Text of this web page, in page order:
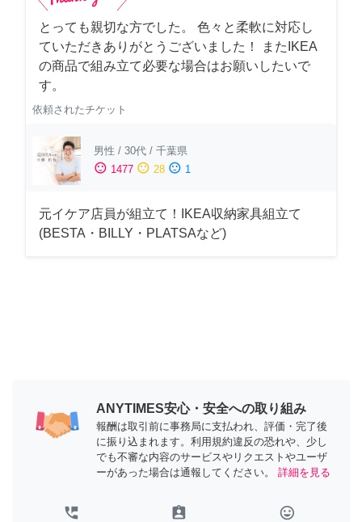
とっても親切な方でした。 色々と柔軟に対応し
ていただきありがとうございました！ またIKEA
の商品で組み立て必要な場合はお願いしたいで
す。
依頼されたチケット
男性 / 30代 / 千葉県
sentiment_satisfied 1477 sentiment_neutral 28 sentiment_dissatisfied 1
元イケア店員が組立て！IKEA収納家具組立て
(BESTA・BILLY・PLATSAなど)
ANYTIMES安心・安全への取り組み
報酬は取引前に事務局に支払われ、評価・完了後
に振り込まれます。利用規約違反の恐れや、少し
でも不審な内容のサービスやリクエストやユーザ
ーがあった場合は通報してください。
詳細を見る
perm_phone_msg assignment_ind tag_faces